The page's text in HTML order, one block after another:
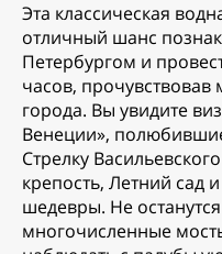
Эта классическая
отличный шанс
Петербургом и
часов,
города. Вы увидите
Венеции»,
Стрелку
крепость, Летний сад
шедевры. Не
многочисленные